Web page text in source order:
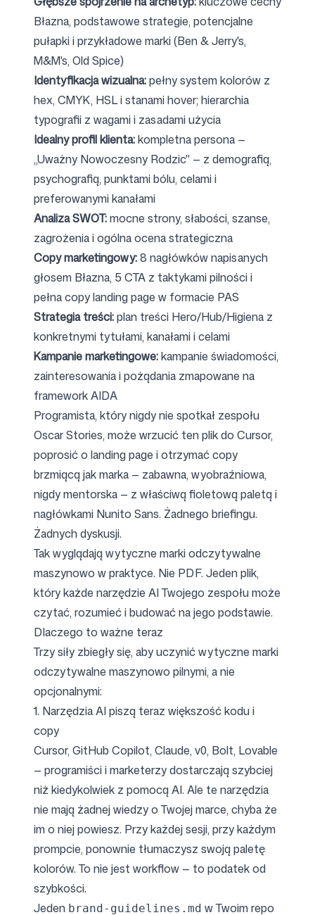
Błazna, podstawowe strategie, potencjalne
pułapki i przykładowe marki (Ben & Jerry's,
M&M's, Old Spice)
Identyfikacja wizualna:pełny system kolorów z
hex, CMYK, HSL i stanami hover; hierarchia
typografii z wagami i zasadami użycia
Idealny profil klienta:kompletna persona —
„Uważny Nowoczesny Rodzic" — z demografią,
psychografią, punktami bólu, celami i
preferowanymi kanałami
Analiza SWOT:mocne strony, słabości, szanse,
zagrożenia i ogólna ocena strategiczna
Copy marketingowy:8 nagłówków napisanych
głosem Błazna, 5 CTA z taktykami pilności i
pełna copy landing page w formacie PAS
Strategia treści:plan treści Hero/Hub/Higiena z
konkretnymi tytułami, kanałami i celami
Kampanie marketingowe:kampanie świadomości,
zainteresowania i pożądania zmapowane na
framework AIDA
Programista, który nigdy nie spotkał zespołu
Oscar Stories, może wrzucić ten plik do Cursor,
poprosić o landing page i otrzymać copy
brzmiącą jak marka — zabawna, wyobraźniowa,
nigdy mentorska — z właściwą fioletową paletą i
nagłówkami Nunito Sans. Żadnego briefingu.
Żadnych dyskusji.
Tak wyglądają wytyczne marki odczytywalne
maszynowo w praktyce. Nie PDF. Jeden plik,
który każde narzędzie AI Twojego zespołu może
czytać, rozumieć i budować na jego podstawie.
Dlaczego to ważne teraz
Trzy siły zbiegły się, aby uczynić wytyczne marki
odczytywalne maszynowo pilnymi, a nie
opcjonalnymi:
1. Narzędzia AI piszą teraz większość kodu i
copy
Cursor, GitHub Copilot, Claude, v0, Bolt, Lovable
— programiści i marketerzy dostarczają szybciej
niż kiedykolwiek z pomocą AI. Ale te narzędzia
nie mają żadnej wiedzy o Twojej marce, chyba że
im o niej powiesz. Przy każdej sesji, przy każdym
prompcie, ponownie tłumaczysz swoją paletę
kolorów. To nie jest workflow — to podatek od
szybkości.
Jeden brand-guidelines.md w Twoim repo